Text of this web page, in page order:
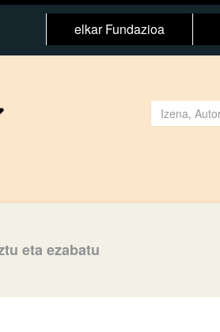
elkar Fundazioa
eta ezabatu